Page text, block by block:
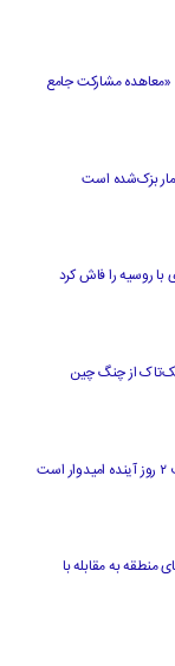
«معاهده مشارکت جامع
بزک‌شده است
با روسیه را فاش کرد
/ تیک‌تاک از چنگ چین
منطقه به مقابله با